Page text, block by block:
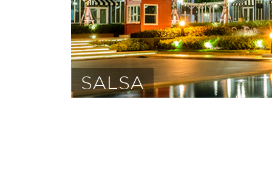
SALSA